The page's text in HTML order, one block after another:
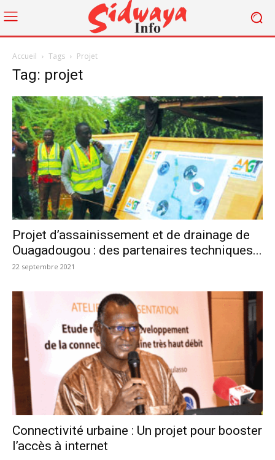
Accueil Tags Projet
Tag: projet
Projet d’assainissement et de drainage de
Ouagadougou : des partenaires techniques...
22 septembre 2021
Connectivité urbaine : Un projet pour booster
l’accès à internet